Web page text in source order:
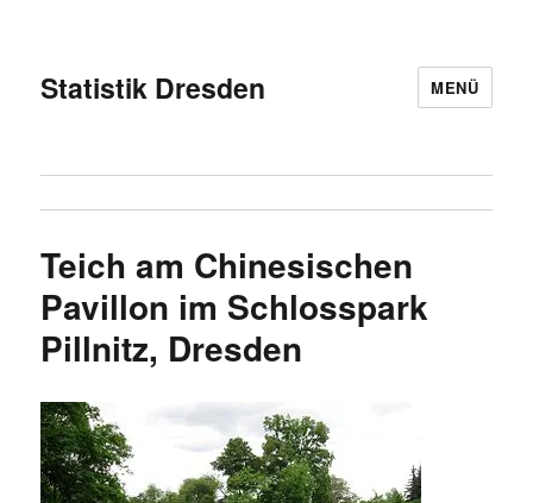
Statistik Dresden MENÜ
Teich am Chinesischen
Pavillon im Schlosspark
Pillnitz, Dresden